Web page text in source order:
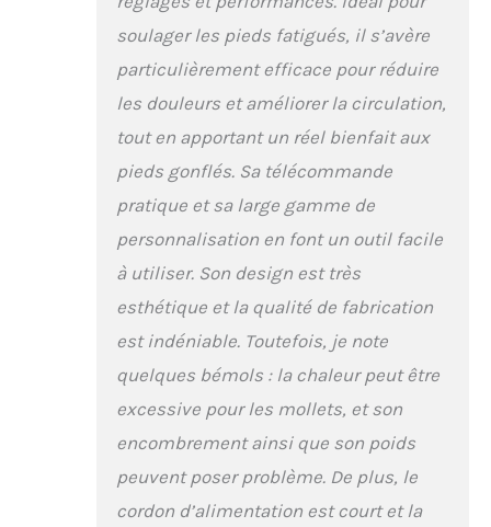
indépendamment.
Facile à contrôler et à
régler : cet appareil de
massage shiatsu pour
les pieds est doté d’une
magnétique, ce qui
vous évite d’avoir à
toucher les
commandes lorsque
Avec la barre de support
réglable, vous pouvez
pieds dans une
position appropriée et le
Masseur de pieds avec
chauffage et minuterie :
chauffage de ce
masseur de pieds
soulager les pieds fatigués, il s’avère
particulièrement efficace pour réduire
les douleurs et améliorer la circulation,
tout en apportant un réel bienfait aux
pieds gonflés. Sa télécommande
pratique et sa large gamme de
personnalisation en font un outil facile
à utiliser. Son design est très
esthétique et la qualité de fabrication
est indéniable. Toutefois, je note
quelques bémols : la chaleur peut être
excessive pour les mollets, et son
encombrement ainsi que son poids
peuvent poser problème. De plus, le
cordon d’alimentation est court et la